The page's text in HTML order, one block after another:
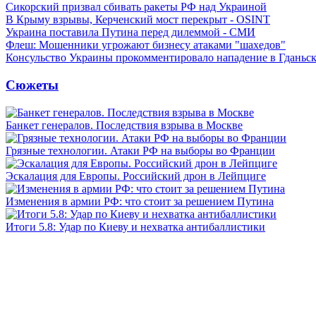
Сикорский призвал сбивать ракеты РФ над Украиной
В Крыму взрывы, Керченский мост перекрыт - OSINT
Украина поставила Путина перед дилеммой - СМИ
Флеш: Мошенники угрожают бизнесу атаками "шахедов"
Консульство Украины прокомментировало нападение в
Сюжеты
Банкет генералов. Последствия взрыва в Москве
Грязные технологии. Атаки РФ на выборы во Франции
Эскалация для Европы. Российский дрон в Лейпциге
Изменения в армии РФ: что стоит за решением Путина
Итоги 5.8: Удар по Киеву и нехватка антибаллистики